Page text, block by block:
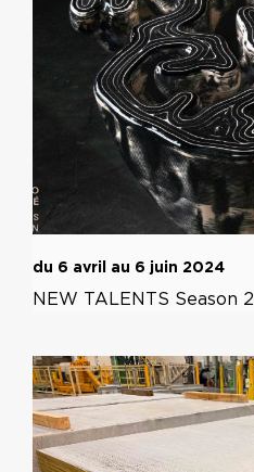
du 6 avril au 6 juin 2024
NEW TALENTS Season 2